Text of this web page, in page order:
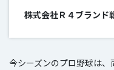
株式会社Ｒ４ブラン
今シーズンのプロ野球は、